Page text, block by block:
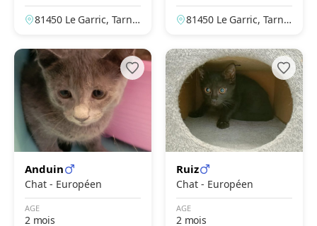
rric – Albi
81450 Le Garric, Tarn,
rric – Albi
81450 Le Garric, Tarn,
Anduin
Chat - Européen
AGE
2 mois
Ruiz
Chat - Européen
AGE
2 mois